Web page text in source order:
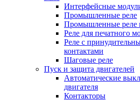
Интерфейсные
Промышленные реле
Промышленные реле
Реле для печатного
Реле с
контактами
Шаговые реле
Пуск и защита двигателей
Автоматические
двигателя
Контакторы